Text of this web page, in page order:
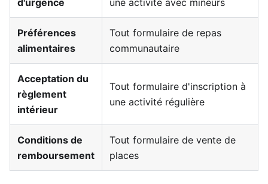
Préférences
alimentaires
Tout formulaire de repas
communautaire
Acceptation du
règlement
intérieur
Tout formulaire d'inscription à
une activité régulière
Conditions de
remboursement
Tout formulaire de vente de
places